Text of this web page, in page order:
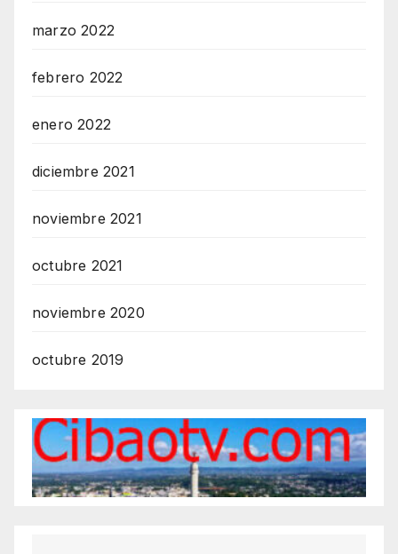
marzo 2022
febrero 2022
enero 2022
diciembre 2021
noviembre 2021
octubre 2021
noviembre 2020
octubre 2019